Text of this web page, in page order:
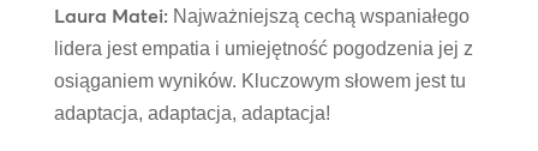
Laura Matei:Najważniejszą cechą wspaniałego
lidera jest empatia i umiejętność pogodzenia jej z
osiąganiem wyników. Kluczowym słowem jest tu
adaptacja, adaptacja, adaptacja!